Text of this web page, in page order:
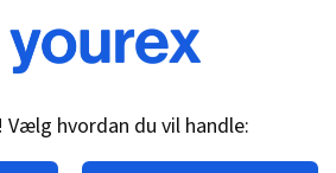
DR-10456473
Vælg hvordan du vil handle: